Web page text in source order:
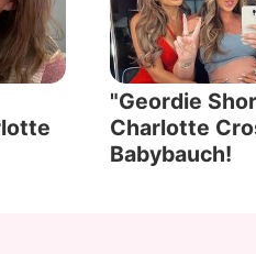
"Geordie
Charlotte
Babybauch!